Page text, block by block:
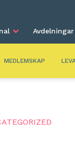
Avdelningar
MEDLEMSKAP